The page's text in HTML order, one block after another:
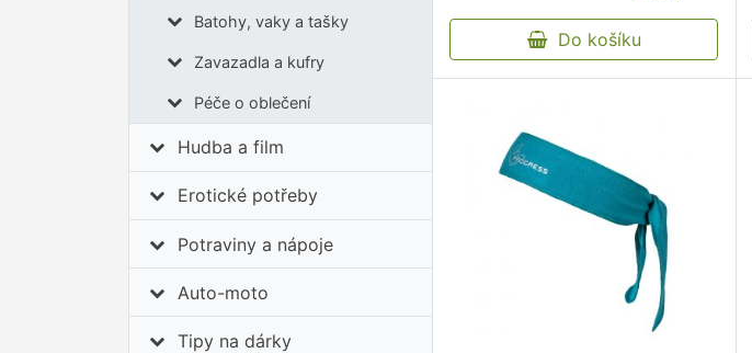
Batohy, vaky a tašky
Zavazadla a kufry
Péče o oblečení
Hudba a film
Erotické potřeby
Potraviny a nápoje
Auto-moto
Tipy na dárky
Do košíku